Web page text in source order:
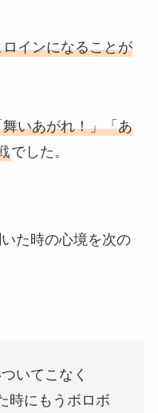
インになることが
舞いあがれ！」「あ
でした。
た時の心境を次の
いてこなく
時にもうボロボ